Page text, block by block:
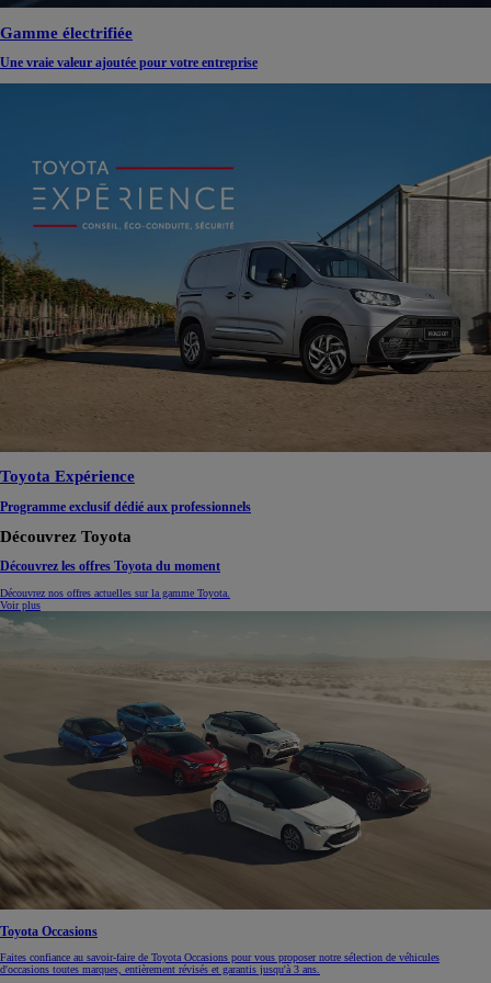
Gamme électrifiée
Une vraie valeur ajoutée pour votre entreprise
Toyota Expérience
Programme exclusif dédié aux professionnels
Découvrez Toyota
Découvrez les offres Toyota du moment
Découvrez nos offres actuelles sur la gamme Toyota.
Voir plus
Toyota Occasions
Faites confiance au savoir-faire de Toyota Occasions pour vous proposer notre sélection de véhicules
d'occasions toutes marques, entièrement révisés et garantis jusqu'à 3 ans.